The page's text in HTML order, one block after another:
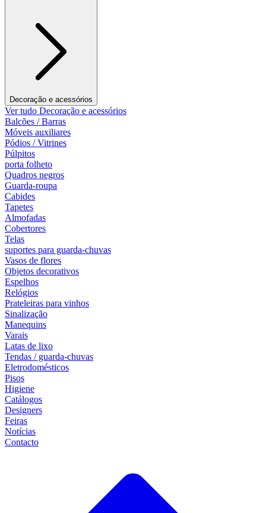
Decoração e acessórios
Ver tudo Decoração e acessórios
Balcões / Barras
Móveis auxiliares
Pódios / Vitrines
Púlpitos
porta folheto
Quadros negros
Guarda-roupa
Cabides
Tapetes
Almofadas
Cobertores
Telas
suportes para guarda-chuvas
Vasos de flores
Objetos decorativos
Espelhos
Relógios
Prateleiras para vinhos
Sinalização
Manequins
Varais
Latas de lixo
Tendas / guarda-chuvas
Eletrodomésticos
Pisos
Higiene
Catálogos
Designers
Feiras
Notícias
Contacto